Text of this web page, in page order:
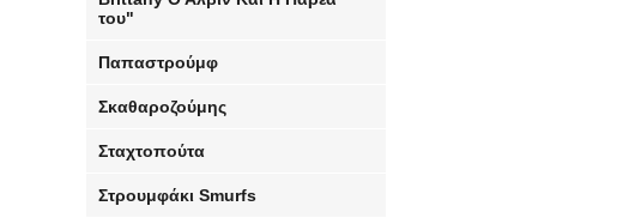
του"
Παπαστρούμφ
Σκαθαροζούμης
Σταχτοπούτα
Στρουμφάκι Smurfs